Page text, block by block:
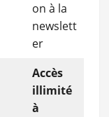
on à la
newslett
er
Accès
illimité
à